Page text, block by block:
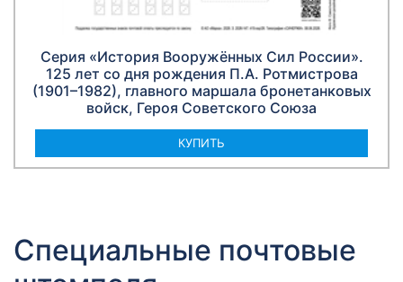
Серия «История Вооружённых Сил России».
125 лет со дня рождения П.А. Ротмистрова
(1901–1982), главного маршала бронетанковых
войск, Героя Советского Союза
КУПИТЬ
Специальные почтовые